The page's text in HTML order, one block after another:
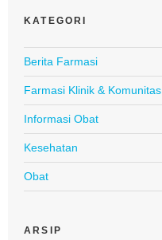
KATEGORI
Berita Farmasi
Farmasi Klinik & Komunitas
Informasi Obat
Kesehatan
Obat
ARSIP